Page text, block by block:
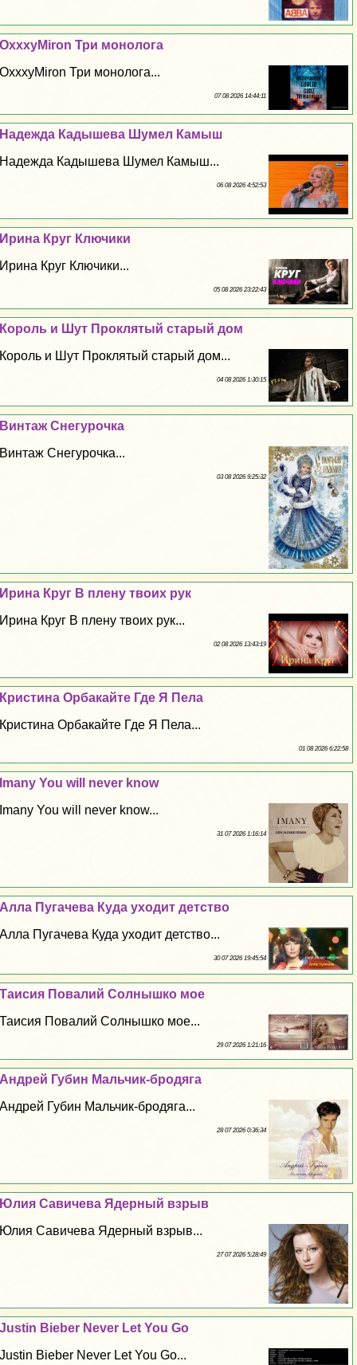
OxxxyMiron Три монолога
OxxxyMiron Три монолога...
07 08 2026 14:44:11
Надежда Кадышева Шумел Камыш
Надежда Кадышева Шумел Камыш...
06 08 2026 4:52:53
Ирина Круг Ключики
Ирина Круг Ключики...
05 08 2026 23:22:43
Король и Шут Проклятый старый дом
Король и Шут Проклятый старый дом...
04 08 2026 1:30:15
Винтаж Снегурочка
Винтаж Снегурочка...
03 08 2026 9:25:32
Ирина Круг В плену твоих рук
Ирина Круг В плену твоих рук...
02 08 2026 13:43:19
Кристина Орбакайте Где Я Пела
Кристина Орбакайте Где Я Пела...
01 08 2026 6:22:58
Imany You will never know
Imany You will never know...
31 07 2026 1:16:14
Алла Пугачева Куда уходит детство
Алла Пугачева Куда уходит детство...
30 07 2026 19:45:54
Таисия Повалий Солнышко мое
Таисия Повалий Солнышко мое...
29 07 2026 1:21:16
Андрей Губин Мальчик-бродяга
Андрей Губин Мальчик-бродяга...
28 07 2026 0:36:34
Юлия Савичева Ядерный взрыв
Юлия Савичева Ядерный взрыв...
27 07 2026 5:28:49
Justin Bieber Never Let You Go
Justin Bieber Never Let You Go...